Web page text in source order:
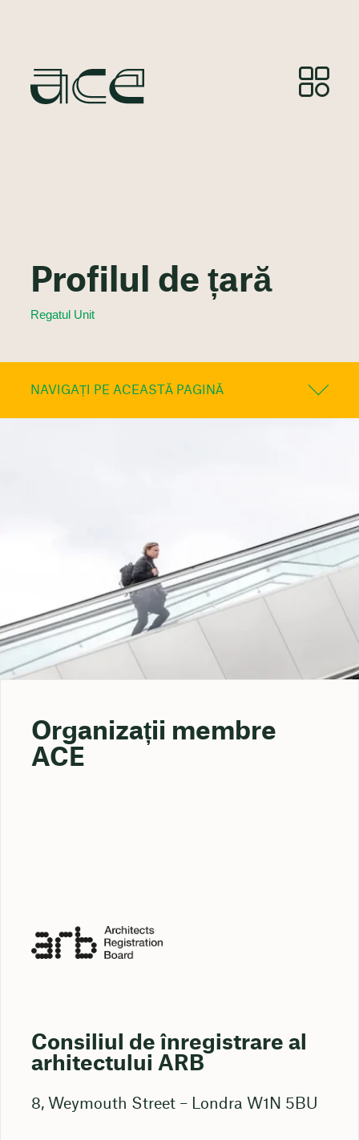
Profilul de țară
Regatul Unit
NAVIGAȚI PE ACEASTĂ PAGINĂ
Organizații membre
ACE
Consiliul de înregistrare al
arhitectului ARB
8, Weymouth Street – Londra W1N 5BU